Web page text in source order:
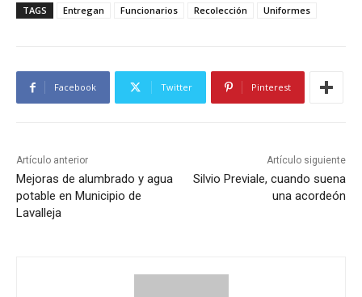
TAGS Entregan Funcionarios Recolección Uniformes
Facebook Twitter Pinterest
Artículo anterior
Mejoras de alumbrado y agua
potable en Municipio de
Lavalleja
Artículo siguiente
Silvio Previale, cuando suena
una acordeón